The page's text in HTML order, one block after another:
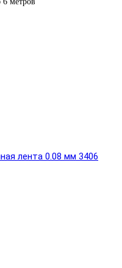
лента 0.08 мм 3406